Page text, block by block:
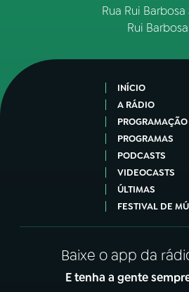
Rua Rui Barbosa
Rui Barbosa
INÍCIO
A RÁDIO
PROGRAMAÇÃO
PROGRAMAS
PODCASTS
VIDEOCASTS
ÚLTIMAS
FESTIVAL DE
Baixe o app da
E tenha a gente